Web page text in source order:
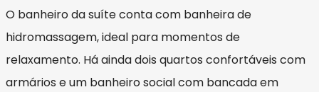
O banheiro da suíte conta com banheira de
hidromassagem, ideal para momentos de
relaxamento. Há ainda dois quartos confortáveis com
armários e um banheiro social com bancada em